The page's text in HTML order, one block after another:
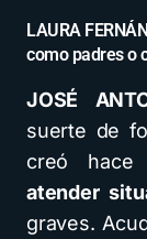
LAURA
como padres o
JOSÉ
suerte de
creó hace
atender
graves.